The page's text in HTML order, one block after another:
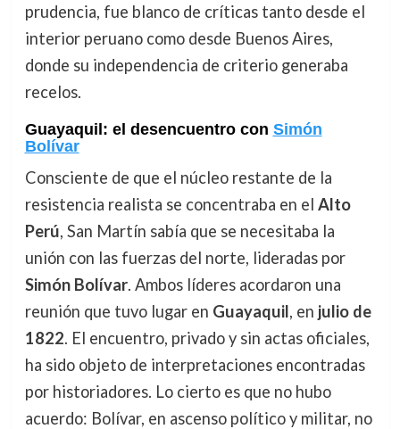
prudencia, fue blanco de críticas tanto desde el
interior peruano como desde Buenos Aires,
donde su independencia de criterio generaba
recelos.
Guayaquil: el desencuentro con Simón
Bolívar
Consciente de que el núcleo restante de la
resistencia realista se concentraba en el Alto
Perú, San Martín sabía que se necesitaba la
unión con las fuerzas del norte, lideradas por
Simón Bolívar. Ambos líderes acordaron una
reunión que tuvo lugar en Guayaquil, en julio de
1822. El encuentro, privado y sin actas oficiales,
ha sido objeto de interpretaciones encontradas
por historiadores. Lo cierto es que no hubo
acuerdo: Bolívar, en ascenso político y militar, no